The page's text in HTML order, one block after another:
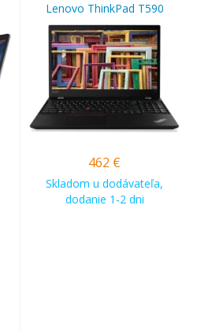
Lenovo ThinkPad T590
462 €
Skladom u dodávateľa,
dodanie 1-2 dni